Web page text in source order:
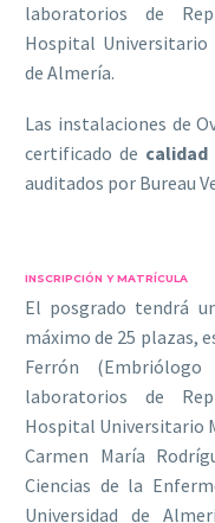
laboratorios de
Hospital
de Almería.
Las instalaciones de
certificado de calidad
auditados por Bureau
INSCRIPCIÓN Y MATRÍCULA
El posgrado tendrá
máximo de 25 plazas,
Ferrón
laboratorios de
Hospital Universitario
Carmen María
Ciencias de la
Universidad de